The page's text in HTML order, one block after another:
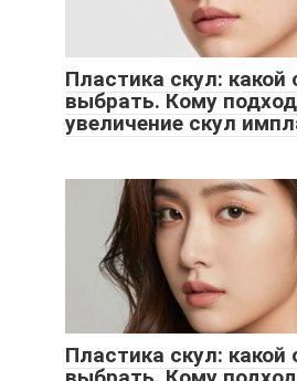
Пластика скул: какой
выбрать. Кому
увеличение скул
Пластика скул: какой